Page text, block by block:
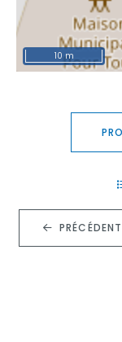
10 m
PRÉCÉDENT